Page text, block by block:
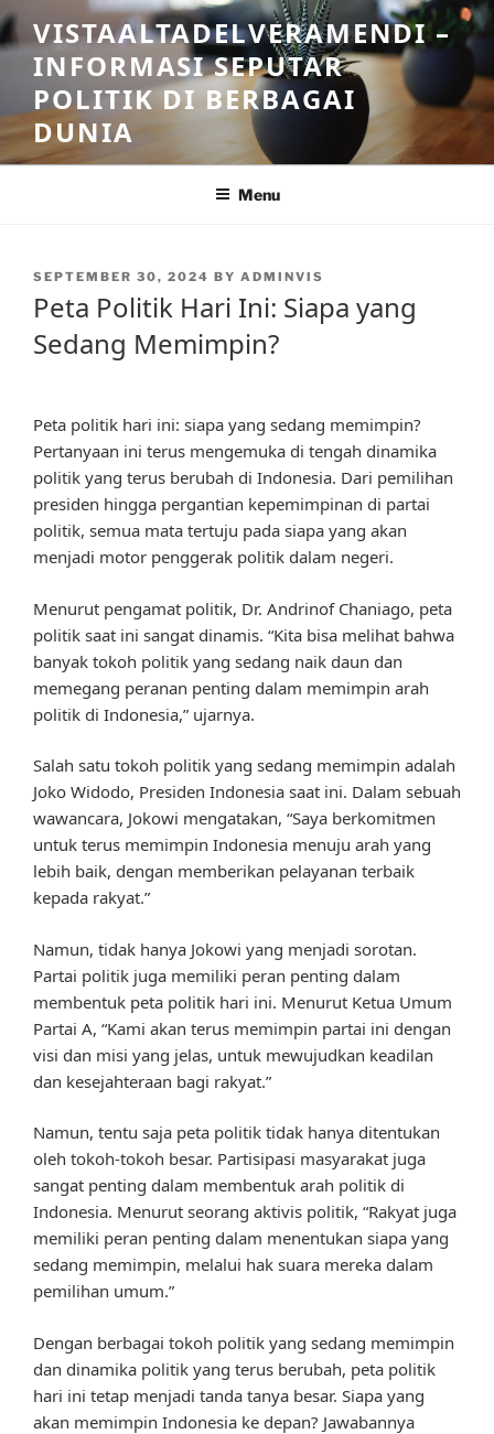
Skip
to
content
VISTAALTADELVERAMENDI –
INFORMASI SEPUTAR
POLITIK DI BERBAGAI
DUNIA
Menu
POSTED
SEPTEMBER 30, 2024 BY ADMINVIS
Peta Politik Hari Ini: Siapa yang
Sedang Memimpin?
Peta politik hari ini: siapa yang sedang memimpin?
Pertanyaan ini terus mengemuka di tengah dinamika
politik yang terus berubah di Indonesia. Dari pemilihan
presiden hingga pergantian kepemimpinan di partai
politik, semua mata tertuju pada siapa yang akan
menjadi motor penggerak politik dalam negeri.
Menurut pengamat politik, Dr. Andrinof Chaniago, peta
politik saat ini sangat dinamis. “Kita bisa melihat bahwa
banyak tokoh politik yang sedang naik daun dan
memegang peranan penting dalam memimpin arah
politik di Indonesia,” ujarnya.
Salah satu tokoh politik yang sedang memimpin adalah
Joko Widodo, Presiden Indonesia saat ini. Dalam sebuah
wawancara, Jokowi mengatakan, “Saya berkomitmen
untuk terus memimpin Indonesia menuju arah yang
lebih baik, dengan memberikan pelayanan terbaik
kepada rakyat.”
Namun, tidak hanya Jokowi yang menjadi sorotan.
Partai politik juga memiliki peran penting dalam
membentuk peta politik hari ini. Menurut Ketua Umum
Partai A, “Kami akan terus memimpin partai ini dengan
visi dan misi yang jelas, untuk mewujudkan keadilan
dan kesejahteraan bagi rakyat.”
Namun, tentu saja peta politik tidak hanya ditentukan
oleh tokoh-tokoh besar. Partisipasi masyarakat juga
sangat penting dalam membentuk arah politik di
Indonesia. Menurut seorang aktivis politik, “Rakyat juga
memiliki peran penting dalam menentukan siapa yang
sedang memimpin, melalui hak suara mereka dalam
pemilihan umum.”
Dengan berbagai tokoh politik yang sedang memimpin
dan dinamika politik yang terus berubah, peta politik
hari ini tetap menjadi tanda tanya besar. Siapa yang
akan memimpin Indonesia ke depan? Jawabannya